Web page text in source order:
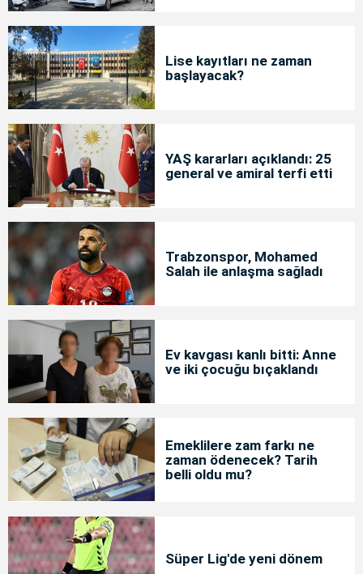
Lise kayıtları ne zaman
başlayacak?
YAŞ kararları açıklandı: 25
general ve amiral terfi etti
Trabzonspor, Mohamed
Salah ile anlaşma sağladı
Ev kavgası kanlı bitti: Anne
ve iki çocuğu bıçaklandı
Emeklilere zam farkı ne
zaman ödenecek? Tarih
belli oldu mu?
Süper Lig'de yeni dönem